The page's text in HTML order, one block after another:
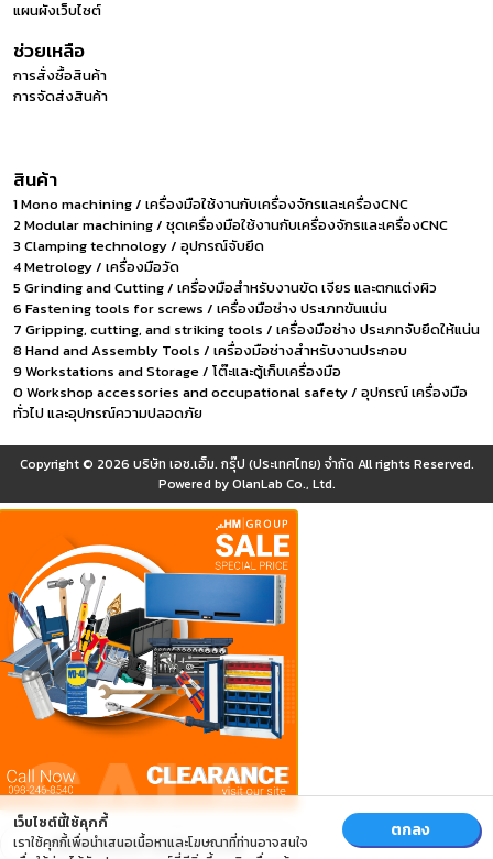
แผนผังเว็บไซต์
ช่วยเหลือ
การสั่งซื้อสินค้า
การจัดส่งสินค้า
สินค้า
1 Mono machining / เครื่องมือใช้งานกับเครื่องจักรและเครื่องCNC
2 Modular machining / ชุดเครื่องมือใช้งานกับเครื่องจักรและเครื่องCNC
3 Clamping technology / อุปกรณ์จับยึด
4 Metrology / เครื่องมือวัด
5 Grinding and Cutting / เครื่องมือสำหรับงานขัด เจียร และตกแต่งผิว
6 Fastening tools for screws / เครื่องมือช่าง ประเภทขันแน่น
7 Gripping, cutting, and striking tools / เครื่องมือช่าง ประเภทจับยึดให้แน่น
8 Hand and Assembly Tools / เครื่องมือช่างสำหรับงานประกอบ
9 Workstations and Storage / โต๊ะและตู้เก็บเครื่องมือ
0 Workshop accessories and occupational safety / อุปกรณ์ เครื่องมือ
ทั่วไป และอุปกรณ์ความปลอดภัย
Copyright © 2026 บริษัท เอช.เอ็ม. กรุ๊ป (ประเทศไทย) จำกัด All rights Reserved.
Powered byOlanLab Co., Ltd.
เว็บไซต์นี้ใช้คุกกี้
เราใช้คุกกี้เพื่อนำเสนอเนื้อหาและโฆษณาที่ท่านอาจสนใจ
ตกลง